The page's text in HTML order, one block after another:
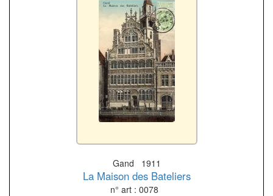
Gand 1911
La Maison des Bateliers
n° art : 0078